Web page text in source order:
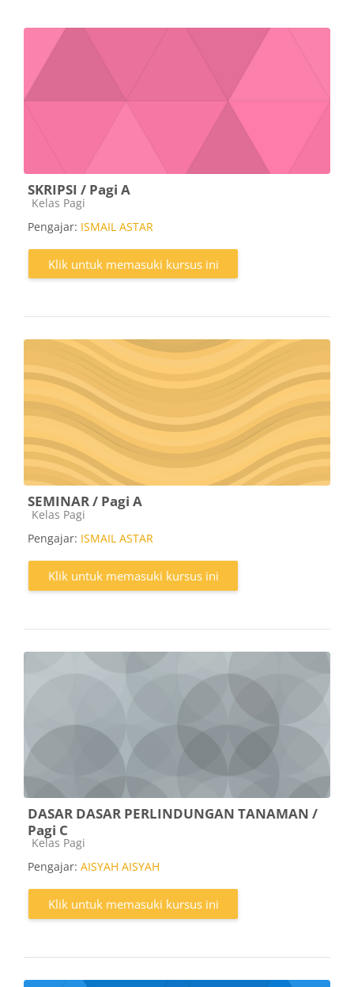
SKRIPSI / Pagi A
Kategori kursus
Kelas Pagi
Pengajar: ISMAIL ASTAR
Klik untuk memasuki kursus ini
SEMINAR / Pagi A
Kategori kursus
Kelas Pagi
Pengajar: ISMAIL ASTAR
Klik untuk memasuki kursus ini
DASAR DASAR PERLINDUNGAN TANAMAN /
Pagi C
Kategori kursus
Kelas Pagi
Pengajar: AISYAH AISYAH
Klik untuk memasuki kursus ini